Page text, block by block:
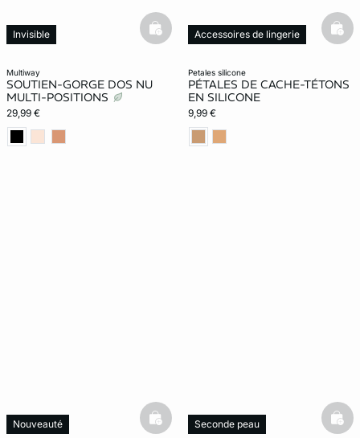
multiway
SOUTIEN-GORGE DOS NU
MULTI-POSITIONS
29,99 €
Invisible basketfull
petales silicone
PÉTALES DE CACHE-TÉTONS
EN SILICONE
9,99 €
Accessoires de lingerie
Nouveauté basketfullSeconde peau